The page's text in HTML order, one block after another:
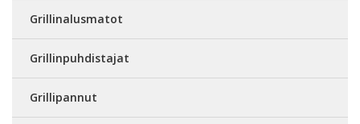
Grillinalusmatot
Grillinpuhdistajat
Grillipannut